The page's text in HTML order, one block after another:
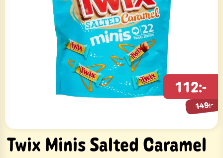
Twix Minis Salted Caramel
112:-
149:-
149:-